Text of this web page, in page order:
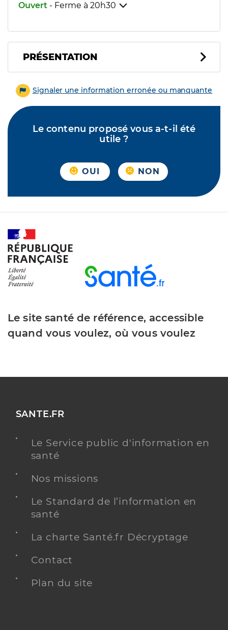
Ouvert - Ferme à 20h30
PRÉSENTATION
Signaler une information erronée ou manquante
Le contenu proposé vous a-t-il été
utile ?
OUI NON
Le site santé de référence, accessible
quand vous voulez, où vous voulez
SANTE.FR
Le Service public d'information en
santé
Nos missions
Le Standard de l’information en
santé
La charte Santé.fr Décryptage
Contact
Plan du site